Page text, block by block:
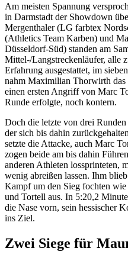
Am meisten Spannung
in Darmstadt der Showdown
Mergenthaler (LG farbtex
(Athletics Team Karben) und
Düsseldorf-Süd) standen am
Mittel-/Langstreckenläufer, alle
Erfahrung ausgestattet, im
nahm Maximilian Thorwirth
einen ersten Angriff von Marc
Runde erfolgte, noch kontern.
Doch die letzte von drei Runden
der sich bis dahin
setzte die Attacke, auch Marc
zogen beide am bis dahin
anderen Athleten lossprinteten,
wenig abreißen lassen. Ihm
Kampf um den Sieg fochten
und Tortell aus. In 5:20,2
die Nase vorn, sein hessischer
ins Ziel.
Zwei Siege für